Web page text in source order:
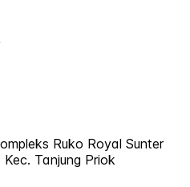
Ruko Royal Sunter
Tanjung Priok